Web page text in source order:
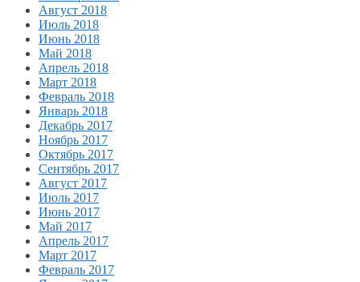
Август 2018
Июль 2018
Июнь 2018
Май 2018
Апрель 2018
Март 2018
Февраль 2018
Январь 2018
Декабрь 2017
Ноябрь 2017
Октябрь 2017
Сентябрь 2017
Август 2017
Июль 2017
Июнь 2017
Май 2017
Апрель 2017
Март 2017
Февраль 2017